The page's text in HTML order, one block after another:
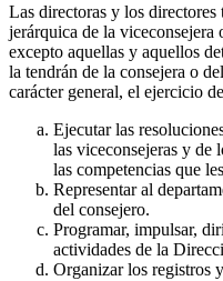
Las directoras y los
jerárquica de la viceconsejera
excepto aquellas y aquellos
la tendrán de la consejera o
carácter general, el ejercicio
Ejecutar las
las viceconsejeras y de
las competencias que
Representar al
del consejero.
Programar, impulsar,
actividades de la
Organizar los registros